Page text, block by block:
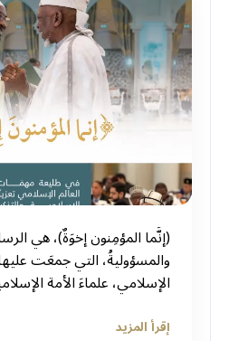
(إنَّما المؤمِنون إخوَةٌ)، هي
والمسؤوليةُ، التي جمعَت
الإسلامي‬⁩، علماءَ الأمة
إقرأ المزيد